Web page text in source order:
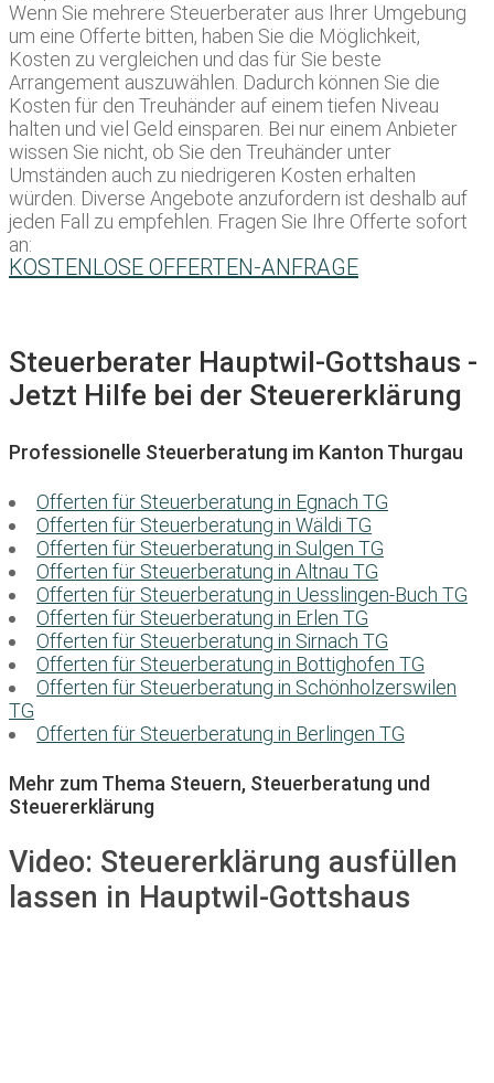
Wenn Sie mehrere Steuerberater aus Ihrer Umgebung
um eine Offerte bitten, haben Sie die Möglichkeit,
Kosten zu vergleichen und das für Sie beste
Arrangement auszuwählen. Dadurch können Sie die
Kosten für den Treuhänder auf einem tiefen Niveau
halten und viel Geld einsparen. Bei nur einem Anbieter
wissen Sie nicht, ob Sie den Treuhänder unter
Umständen auch zu niedrigeren Kosten erhalten
würden. Diverse Angebote anzufordern ist deshalb auf
jeden Fall zu empfehlen. Fragen Sie Ihre Offerte sofort
an:
KOSTENLOSE OFFERTEN-ANFRAGE
Steuerberater Hauptwil-Gottshaus -
Jetzt Hilfe bei der Steuererklärung
Professionelle Steuerberatung im Kanton Thurgau
Offerten für Steuerberatung in Egnach TG
Offerten für Steuerberatung in Wäldi TG
Offerten für Steuerberatung in Sulgen TG
Offerten für Steuerberatung in Altnau TG
Offerten für Steuerberatung in Uesslingen-Buch TG
Offerten für Steuerberatung in Erlen TG
Offerten für Steuerberatung in Sirnach TG
Offerten für Steuerberatung in Bottighofen TG
Offerten für Steuerberatung in Schönholzerswilen
TG
Offerten für Steuerberatung in Berlingen TG
Mehr zum Thema Steuern, Steuerberatung und
Steuererklärung
Video: Steuererklärung ausfüllen
lassen in Hauptwil-Gottshaus